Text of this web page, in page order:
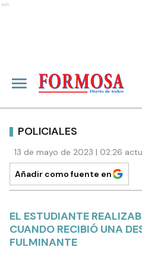
Ads
POLICIALES
13 de mayo de 2023 | 02:26
Añadir como fuente en
EL ESTUDIANTE
CUANDO RECIBIÓ UNA
FULMINANTE